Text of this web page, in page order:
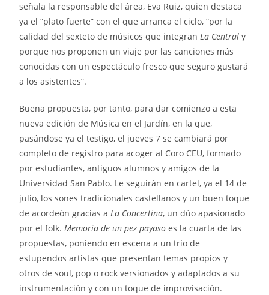
señala la responsable del área, Eva Ruiz, quien destaca
ya el “plato fuerte” con el que arranca el ciclo, “por la
calidad del sexteto de músicos que integranLa Centraly
porque nos proponen un viaje por las canciones más
conocidas con un espectáculo fresco que seguro gustará
a los asistentes”.
Buena propuesta, por tanto, para dar comienzo a esta
nueva edición de Música en el Jardín, en la que,
pasándose ya el testigo, el jueves 7 se cambiará por
completo de registro para acoger al Coro CEU, formado
por estudiantes, antiguos alumnos y amigos de la
Universidad San Pablo. Le seguirán en cartel, ya el 14 de
julio, los sones tradicionales castellanos y un buen toque
de acordeón gracias aLa Concertina, un dúo apasionado
por el folk.Memoria de un pez payaso es la cuarta de las
propuestas, poniendo en escena a un trío de
estupendos artistas que presentan temas propios y
otros de soul, pop o rock versionados y adaptados a su
instrumentación y con un toque de improvisación.